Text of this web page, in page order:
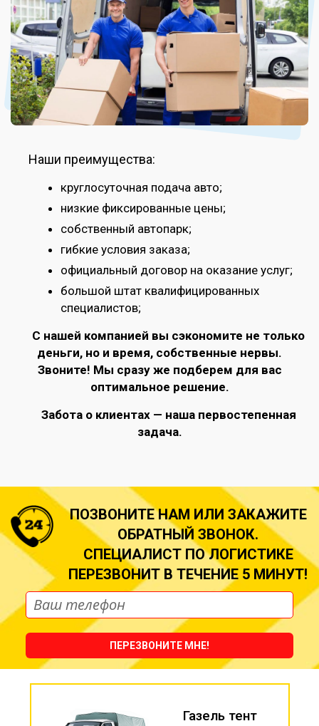
Наши преимущества:
круглосуточная подача авто;
низкие фиксированные цены;
собственный автопарк;
гибкие условия заказа;
официальный договор на оказание услуг;
большой штат квалифицированных
специалистов;
С нашей компанией вы сэкономите не только
деньги, но и время, собственные нервы.
Звоните! Мы сразу же подберем для вас
оптимальное решение.
Забота о клиентах — наша первостепенная
задача.
ПОЗВОНИТЕ НАМ ИЛИ ЗАКАЖИТЕ
ОБРАТНЫЙ ЗВОНОК.
СПЕЦИАЛИСТ ПО ЛОГИСТИКЕ
ПЕРЕЗВОНИТ В ТЕЧЕНИЕ 5 МИНУТ!
ПЕРЕЗВОНИТЕ МНЕ!
Газель тент